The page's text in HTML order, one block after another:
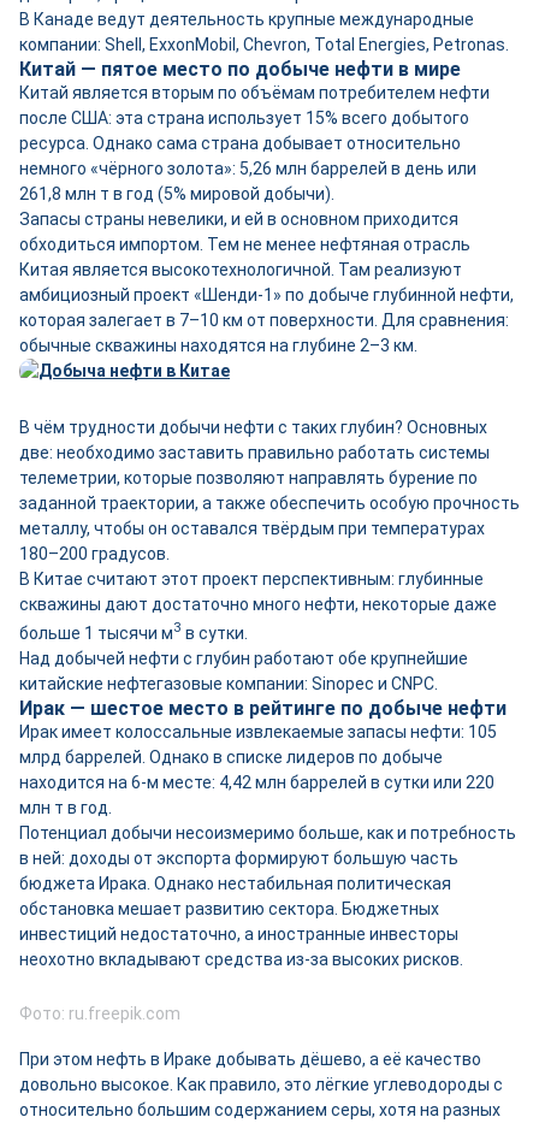
В Канаде ведут деятельность крупные международные
компании: Shell, ExxonMobil, Chevron, Total Energies, Petronas.
Китай — пятое место по добыче нефти в мире
Китай является вторым по объёмам потребителем нефти
после США: эта страна использует 15% всего добытого
ресурса. Однако сама страна добывает относительно
немного «чёрного золота»: 5,26 млн баррелей в день или
261,8 млн т в год (5% мировой добычи).
Запасы страны невелики, и ей в основном приходится
обходиться импортом. Тем не менее нефтяная отрасль
Китая является высокотехнологичной. Там реализуют
амбициозный проект «Шенди-1» по добыче глубинной нефти,
которая залегает в 7–10 км от поверхности. Для сравнения:
обычные скважины находятся на глубине 2–3 км.
В чём трудности добычи нефти с таких глубин? Основных
две: необходимо заставить правильно работать системы
телеметрии, которые позволяют направлять бурение по
заданной траектории, а также обеспечить особую прочность
металлу, чтобы он оставался твёрдым при температурах
180–200 градусов.
В Китае считают этот проект перспективным: глубинные
скважины дают достаточно много нефти, некоторые даже
больше 1 тысячи м3 в сутки.
Над добычей нефти с глубин работают обе крупнейшие
китайские нефтегазовые компании: Sinopec и CNPC.
Ирак — шестое место в рейтинге по добыче нефти
Ирак имеет колоссальные извлекаемые запасы нефти: 105
млрд баррелей. Однако в списке лидеров по добыче
находится на 6-м месте: 4,42 млн баррелей в сутки или 220
млн т в год.
Потенциал добычи несоизмеримо больше, как и потребность
в ней: доходы от экспорта формируют большую часть
бюджета Ирака. Однако нестабильная политическая
обстановка мешает развитию сектора. Бюджетных
инвестиций недостаточно, а иностранные инвесторы
неохотно вкладывают средства из-за высоких рисков.
Фото: ru.freepik.com
При этом нефть в Ираке добывать дёшево, а её качество
довольно высокое. Как правило, это лёгкие углеводороды с
относительно большим содержанием серы, хотя на разных